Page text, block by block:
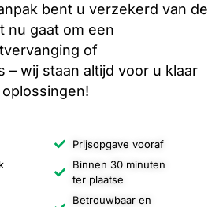
bent u verzekerd van de
nu gaat om een
of
– wij staan altijd voor u klaar
Prijsopgave vooraf
Binnen 30 minuten
ter plaatse
Betrouwbaar en